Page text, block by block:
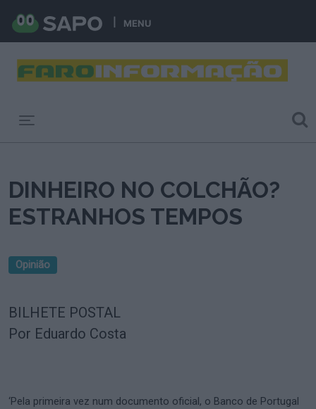
MENU
DINHEIRO NO COLCHÃO?
ESTRANHOS TEMPOS
Opinião
BILHETE POSTAL
Por Eduardo Costa
‘Pela primeira vez num documento oficial, o Banco de Portugal